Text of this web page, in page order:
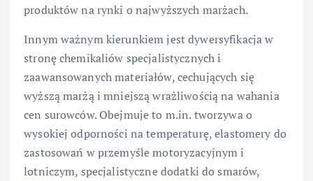
produktów na rynki o najwyższych marżach.
Innym ważnym kierunkiem jest dywersyfikacja w
stronę chemikaliów specjalistycznych i
zaawansowanych materiałów, cechujących się
wyższą marżą i mniejszą wrażliwością na wahania
cen surowców. Obejmuje to m.in. tworzywa o
wysokiej odporności na temperaturę, elastomery do
zastosowań w przemyśle motoryzacyjnym i
lotniczym, specjalistyczne dodatki do smarów,